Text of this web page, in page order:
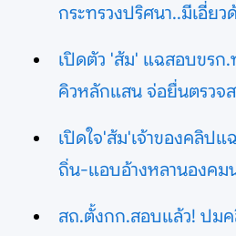
กระทรวงปริศนา..มีเอี่ยว
เปิดตัว 'ส้ม' แฉสอบขร
คิวหลักแสน จ่อยื่นตรวจ
เปิดใจ'ส้ม'เจ้าของคลิป
ถิ่น-แอบอ้างหลานองคม
สถ.ตั้งกก.สอบแล้ว! ปม